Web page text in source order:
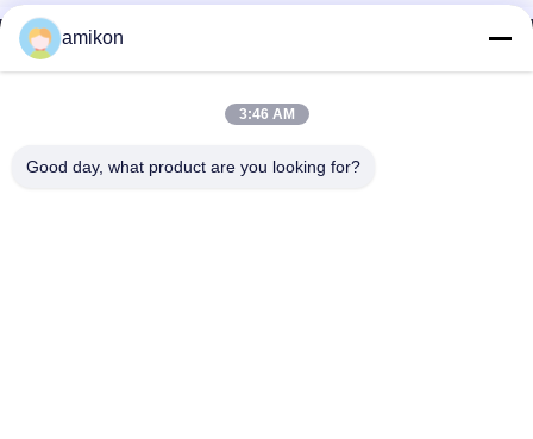
amikon
3:46 AM
Good day, what product are you looking for?